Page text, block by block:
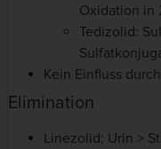
Oxidation in
Tedizolid:
Kein Einfluss
Elimination
Linezolid: Urin >